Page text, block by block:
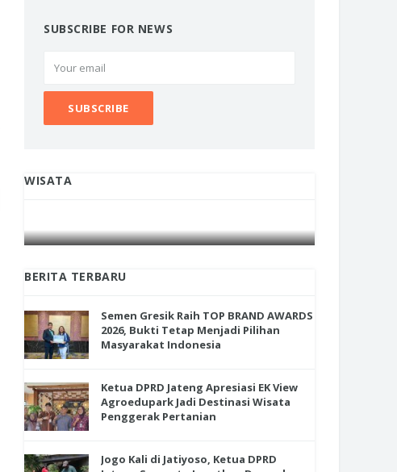
SUBSCRIBE FOR NEWS
WISATA
BERITA TERBARU
Semen Gresik Raih TOP BRAND AWARDS
2026, Bukti Tetap Menjadi Pilihan
Masyarakat Indonesia
Ketua DPRD Jateng Apresiasi EK View
Agroedupark Jadi Destinasi Wisata
Penggerak Pertanian
Jogo Kali di Jatiyoso, Ketua DPRD